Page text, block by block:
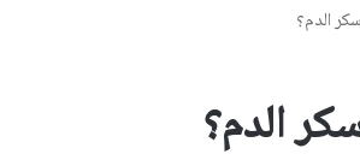
الدم؟
الدم؟